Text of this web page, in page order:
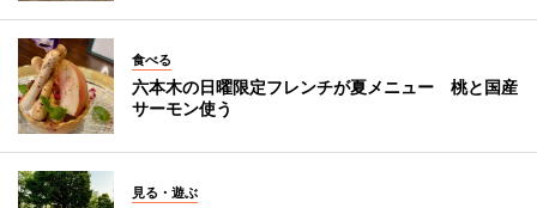
食べる
六本木の日曜限定フレンチが夏メニュー 桃と国産
サーモン使う
見る・遊ぶ